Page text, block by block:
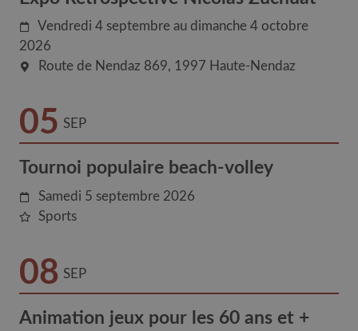
Vendredi 4 septembre au dimanche 4 octobre
2026
Route de Nendaz 869 1997 Haute-Nendaz
05 SEP
Tournoi populaire beach-volley
Samedi 5 septembre 2026
Sports
08 SEP
Animation jeux pour les 60 ans et +